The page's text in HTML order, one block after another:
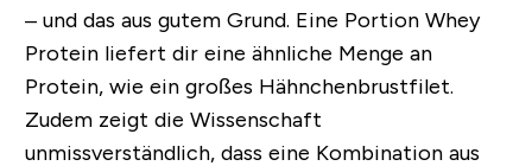
– und das aus gutem Grund. Eine Portion Whey
Protein liefert dir eine ähnliche Menge an
Protein, wie ein großes Hähnchenbrustfilet.
Zudem zeigt die Wissenschaft
unmissverständlich, dass eine Kombination aus